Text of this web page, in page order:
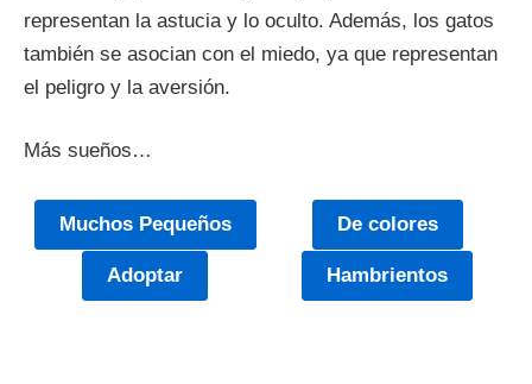
representan la astucia y lo oculto. Además, los gatos
también se asocian con el miedo, ya que representan
el peligro y la aversión.
Más sueños…
Muchos Pequeños De colores
Adoptar Hambrientos